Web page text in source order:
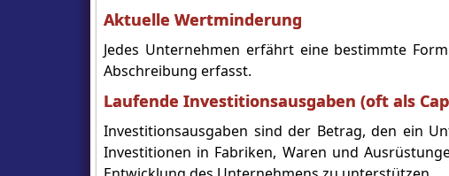
Aktuelle Wertminderung
Jedes Unternehmen erfährt eine bestimmte
Abschreibung erfasst.
Laufende Investitionsausgaben (oft als
Investitionsausgaben sind der Betrag, den ein
Investitionen in Fabriken, Waren und